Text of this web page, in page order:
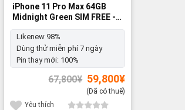
iPhone 11 Pro Max 64GB
Midnight Green SIM FREE -
Likenew 98%
Likenew 98%
Dùng thử miễn phí 7 ngày
Pin thay mới: 100%
67,800¥ Giá
gốc
là:
67,800¥.
59,800¥Giá
(Đã có thuế)
Yêu thích